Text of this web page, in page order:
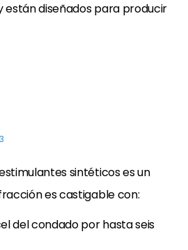
están diseñados para producir
sintéticos es un
es castigable con:
del condado por hasta seis